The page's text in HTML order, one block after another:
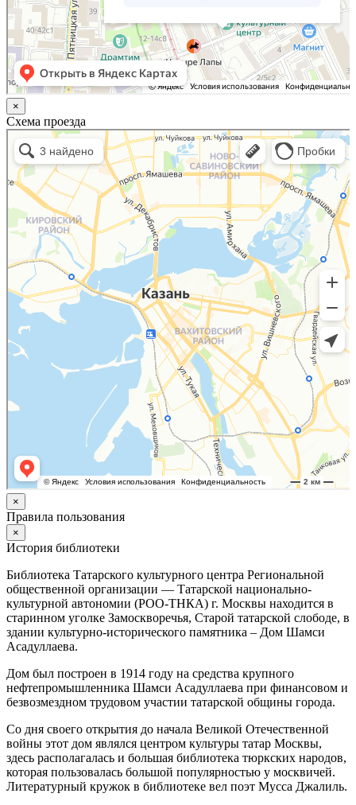
×
Схема проезда
Казань
Малый Татарский переулок, 8 на карте Москвы, ближайшее метро Новокузнецкая —
Яндекс.Карты
×
Правила пользования
×
История библиотеки
Библиотека Татарского культурного центра Региональной
общественной организации — Татарской национально-
культурной автономии (РОО-ТНКА) г. Москвы находится в
старинном уголке Замоскворечья, Старой татарской слободе, в
здании культурно-исторического памятника – Дом Шамси
Асадуллаева.
Дом был построен в 1914 году на средства крупного
нефтепромышленника Шамси Асадуллаева при финансовом и
безвозмездном трудовом участии татарской общины города.
Со дня своего открытия до начала Великой Отечественной
войны этот дом являлся центром культуры татар Москвы,
здесь располагалась и большая библиотека тюркских народов,
которая пользовалась большой популярностью у москвичей.
Литературный кружок в библиотеке вел поэт Мусса Джалиль.